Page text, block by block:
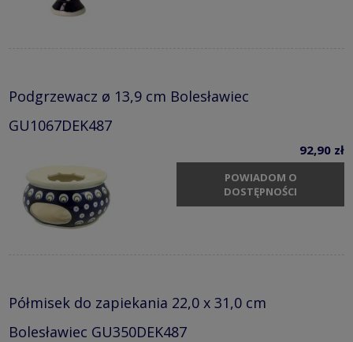
Podgrzewacz ø 13,9 cm Bolesławiec
GU1067DEK487
92,90 zł
POWIADOM O
DOSTĘPNOŚCI
Półmisek do zapiekania 22,0 x 31,0 cm
Bolesławiec GU350DEK487